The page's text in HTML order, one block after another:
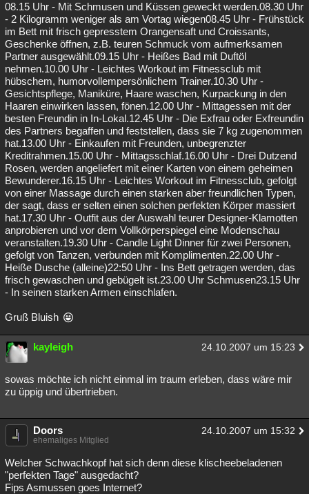
08.15 Uhr - Mit Schmusen und Küssen geweckt werden.08.30 Uhr
- 2 Kilogramm weniger als am Vortag wiegen08.45 Uhr - Frühstück
im Bett mit frisch gepresstem Orangensaft und Croissants,
Geschenke öffnen, z.B. teuren Schmuck vom aufmerksamen
Partner ausgewählt.09.15 Uhr - Heißes Bad mit Duftöl
nehmen.10.00 Uhr - Leichtes Workout im Fitnessclub mit
hübschem, humorvollempersönlichem Trainer.10.30 Uhr -
Gesichtspflege, Maniküre, Haare waschen, Kurpackung in den
Haaren einwirken lassen, fönen.12.00 Uhr - Mittagessen mit der
besten Freundin in In-Lokal.12.45 Uhr - Die Exfrau oder Exfreundin
des Partners begaffen und feststellen, dass sie 7 kg zugenommen
hat.13.00 Uhr - Einkaufen mit Freunden, unbegrenzter
Kreditrahmen.15.00 Uhr - Mittagsschlaf.16.00 Uhr - Drei Dutzend
Rosen, werden angeliefert mit einer Karten von einem geheimen
Bewunderer.16.15 Uhr - Leichtes Workout im Fitnessclub, gefolgt
von einer Massage durch einen starken aber freundlichen Typen,
der sagt, dass er selten einen solchen perfekten Körper massiert
hat.17.30 Uhr - Outfit aus der Auswahl teurer Designer-Klamotten
anprobieren und vor dem Vollkörperspiegel eine Modenschau
veranstalten.19.30 Uhr - Candle Light Dinner für zwei Personen,
gefolgt von Tanzen, verbunden mit Komplimenten.22.00 Uhr -
Heiße Dusche (alleine)22:50 Uhr - Ins Bett getragen werden, das
frisch gewaschen und gebügelt ist.23.00 Uhr Schmusen23.15 Uhr
- In seinen starken Armen einschlafen.
Gruß Bluish
kayleigh 24.10.2007 um 15:23
sowas möchte ich nicht einmal im traum erleben, dass wäre mir
zu üppig und übertrieben.
Doors 24.10.2007 um 15:32
ehemaliges Mitglied
Welcher Schwachkopf hat sich denn diese klischeebeladenen
"perfekten Tage" ausgedacht?
Fips Asmussen goes Internet?